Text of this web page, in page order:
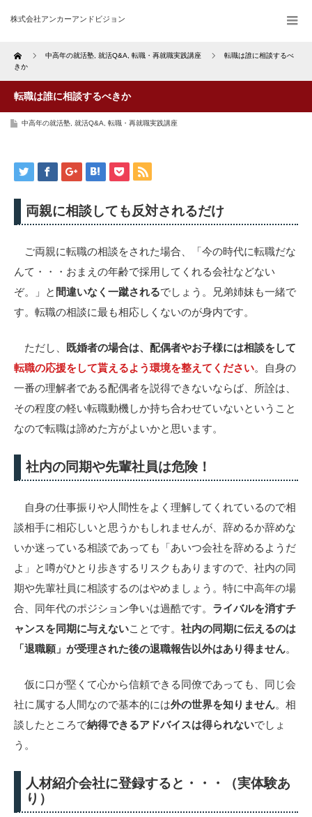
株式会社アンカーアンドビジョン
Home 中高年の就活塾 就活Q&A 転職・再就職実践講座
転職は誰に相談するべ
きか
転職は誰に相談するべきか
中高年の就活塾 就活Q&A 転職・再就職実践講座
両親に相談しても反対されるだけ
ご両親に転職の相談をされた場合、「今の時代に転職だな
んて・・・おまえの年齢で採用してくれる会社などない
ぞ。」と 間違いなく一蹴されるでしょう。兄弟姉妹も一緒で
す。転職の相談に最も相応しくないのが身内です。
ただし、
既婚者の場合は、配偶者やお子様には相談をして
転職の応援をして貰えるよう環境を整えてください。自身の
一番の理解者である配偶者を説得できないならば、所詮は、
その程度の軽い転職動機しか持ち合わせていないということ
なので転職は諦めた方がよいかと思います。
社内の同期や先輩社員は危険！
自身の仕事振りや人間性をよく理解してくれているので相
談相手に相応しいと思うかもしれませんが、辞めるか辞めな
いか迷っている相談であっても「あいつ会社を辞めるようだ
よ」と噂がひとり歩きするリスクもありますので、社内の同
期や先輩社員に相談するのはやめましょう。特に中高年の場
合、同年代のポジション争いは過酷です。 ライバルを消すチ
ャンスを同期に与えないことです。 社内の同期に伝えるのは
「退職願」が受理された後の退職報告以外はあり得ません。
仮に口が堅くて心から信頼できる同僚であっても、同じ会
社に属する人間なので基本的には外の世界を知りません。相
談したところで納得できるアドバイスは得られないでしょ
う。
人材紹介会社に登録すると・・・（実体験あ
り）